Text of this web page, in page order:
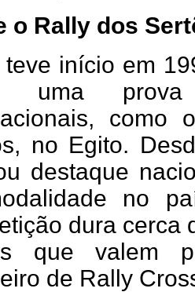
o Rally dos
teve início em
uma
no Egito.
destaque
no
dura cerca
que valem
de Rally